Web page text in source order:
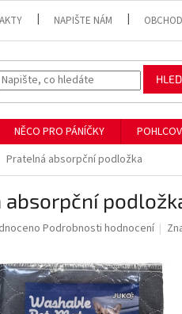
NAPIŠTE NÁM
NĚCO PRO PÁNÍČKY
Pratelná absorpční podložka
absorpční
Podrobnosti hodnocení